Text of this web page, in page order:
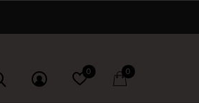
0 0